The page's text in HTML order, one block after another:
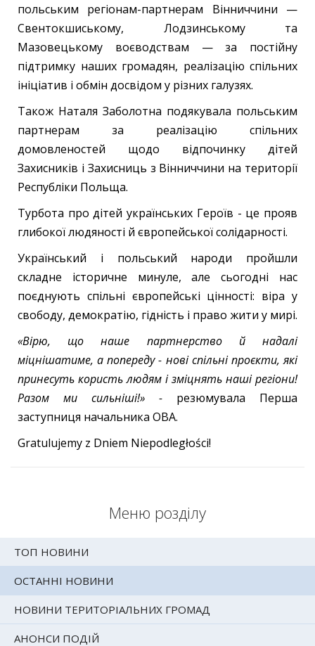
Меню розділу
ТОП НОВИНИ
ОСТАННІ НОВИНИ
НОВИНИ ТЕРИТОРІАЛЬНИХ ГРОМАД
АНОНСИ ПОДІЙ
польським регіонам-партнерам Вінниччини —
Свентокшиському, Лодзинському та
Мазовецькому воєводствам — за постійну
підтримку наших громадян, реалізацію спільних
ініціатив і обмін досвідом у різних галузях.
Також Наталя Заболотна подякувала польським
партнерам за реалізацію спільних
домовленостей щодо відпочинку дітей
Захисників і Захисниць з Вінниччини на території
Республіки Польща.
Турбота про дітей українських Героїв - це прояв
глибокої людяності й європейської солідарності.
Український і польський народи пройшли
складне історичне минуле, але сьогодні нас
поєднують спільні європейські цінності: віра у
свободу, демократію, гідність і право жити у мирі.
«Вірю, що наше партнерство й надалі
міцнішатиме, а попереду - нові спільні проєкти, які
принесуть користь людям і зміцнять наші регіони!
Разом ми сильніші!» - резюмувала Перша
заступниця начальника ОВА.
Gratulujemy z Dniem Niepodległości!